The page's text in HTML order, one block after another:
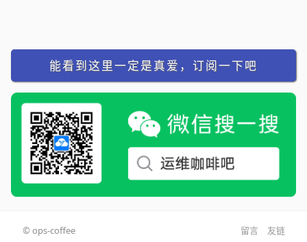
能看到这里一定是真爱，订阅一下吧
© ops-coffee 留言 友链